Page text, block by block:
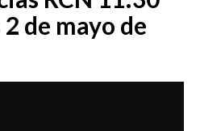
7:00 PM
de mayo de